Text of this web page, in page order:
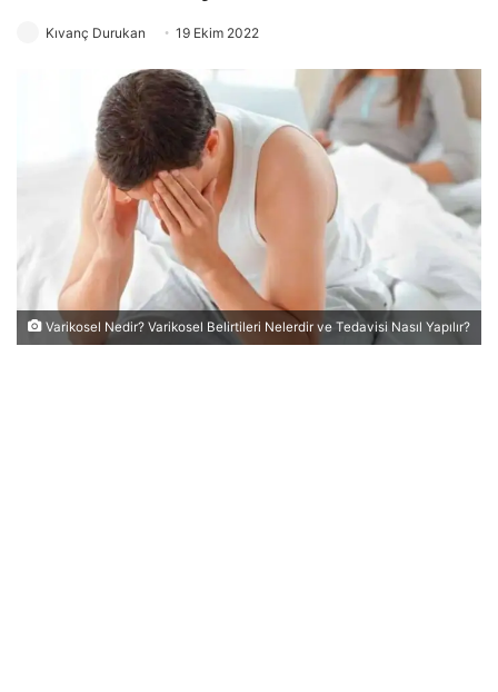
Kıvanç Durukan 19 Ekim 2022
Varikosel Nedir? Varikosel Belirtileri Nelerdir ve Tedavisi Nasıl Yapılır?